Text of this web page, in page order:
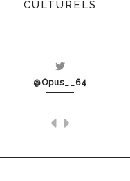
CULTURELS
@Opus__64